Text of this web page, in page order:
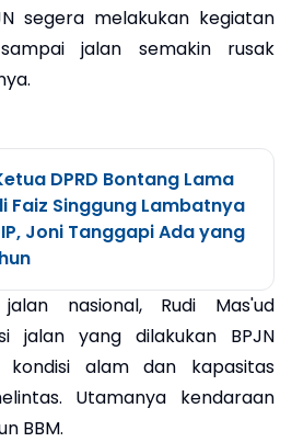
segera melakukan kegiatan
jalan semakin rusak
DPRD Bontang Lama
Faiz Singgung Lambatnya
Joni Tanggapi Ada yang
nasional, Rudi Mas'ud
jalan yang dilakukan BPJN
kondisi alam dan kapasitas
Utamanya kendaraan
BBM.